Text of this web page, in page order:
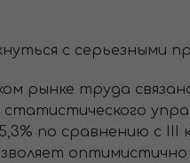
с серьезными
рынке труда
по сравнению с